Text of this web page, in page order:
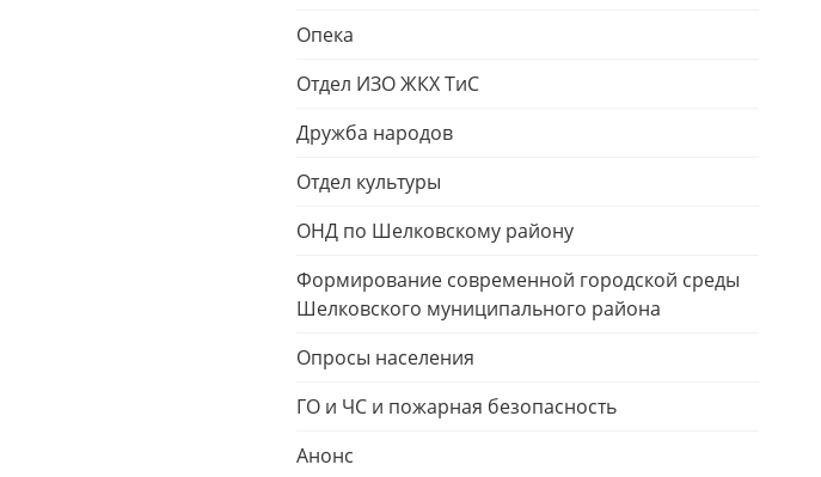
Опека
Отдел ИЗО ЖКХ ТиС
Дружба народов
Отдел культуры
ОНД по Шелковскому району
Формирование современной городской среды
Шелковского муниципального района
Опросы населения
ГО и ЧС и пожарная безопасность
Анонс